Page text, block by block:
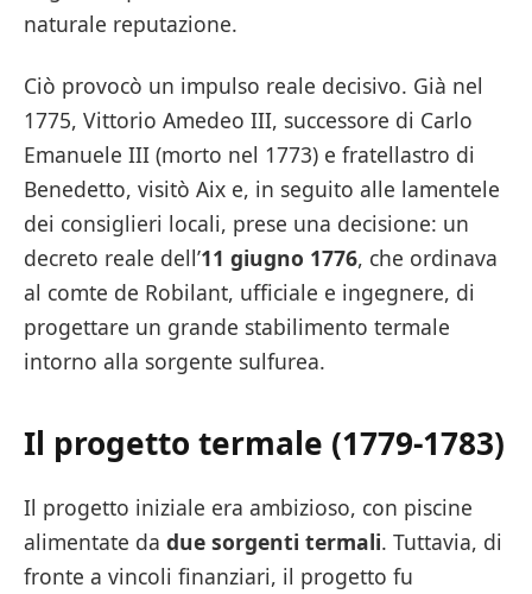
naturale reputazione.
Ciò provocò un impulso reale decisivo. Già nel
1775, Vittorio Amedeo III, successore di Carlo
Emanuele III (morto nel 1773) e fratellastro di
Benedetto, visitò Aix e, in seguito alle lamentele
dei consiglieri locali, prese una decisione: un
decreto reale dell’11 giugno 1776, che ordinava
al comte de Robilant, ufficiale e ingegnere, di
progettare un grande stabilimento termale
intorno alla sorgente sulfurea.
Il progetto termale (1779-1783)
Il progetto iniziale era ambizioso, con piscine
alimentate da due sorgenti termali. Tuttavia, di
fronte a vincoli finanziari, il progetto fu